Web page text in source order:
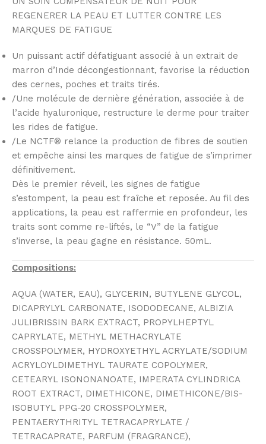
REGENERER LA PEAU ET LUTTER CONTRE LES
MARQUES DE FATIGUE
Un puissant actif défatiguant associé à un extrait de
marron d’Inde décongestionnant, favorise la réduction
des cernes, poches et traits tirés.
/Une molécule de dernière génération, associée à de
l’acide hyaluronique, restructure le derme pour traiter
les rides de fatigue.
/Le NCTF® relance la production de fibres de soutien
et empêche ainsi les marques de fatigue de s’imprimer
définitivement.
Dès le premier réveil, les signes de fatigue
s’estompent, la peau est fraîche et reposée. Au fil des
applications, la peau est raffermie en profondeur, les
traits sont comme re-liftés, le “V” de la fatigue
s’inverse, la peau gagne en résistance. 50mL.
Compositions:
AQUA (WATER, EAU), GLYCERIN, BUTYLENE GLYCOL,
DICAPRYLYL CARBONATE, ISODODECANE, ALBIZIA
JULIBRISSIN BARK EXTRACT, PROPYLHEPTYL
CAPRYLATE, METHYL METHACRYLATE
CROSSPOLYMER, HYDROXYETHYL ACRYLATE/SODIUM
ACRYLOYLDIMETHYL TAURATE COPOLYMER,
CETEARYL ISONONANOATE, IMPERATA CYLINDRICA
ROOT EXTRACT, DIMETHICONE, DIMETHICONE/BIS-
ISOBUTYL PPG-20 CROSSPOLYMER,
PENTAERYTHRITYL TETRACAPRYLATE /
TETRACAPRATE, PARFUM (FRAGRANCE),